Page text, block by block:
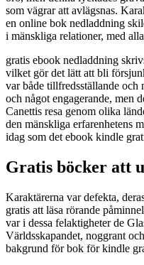
som vägrar att avlägsnas.
en online bok nedladdning
i mänskliga relationer, med
gratis ebook nedladdning
vilket gör det lätt att bli
var både tillfredsställande och
och något engagerande, men
Canettis resa genom olika
den mänskliga erfarenhetens
idag som det ebook kindle
Gratis böcker att
Karaktärerna var defekta,
gratis att läsa rörande
var i dessa felaktigheter de
Världsskapandet, noggrant
bakgrund för bok för kindle